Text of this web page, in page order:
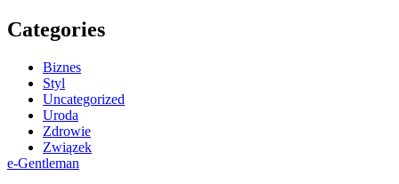
Categories
Biznes
Styl
Uncategorized
Uroda
Zdrowie
Związek
e-Gentleman